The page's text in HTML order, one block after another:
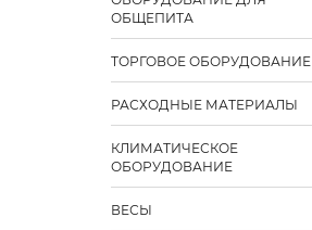
ОБЩЕПИТА
ТОРГОВОЕ ОБОРУДОВАНИЕ
РАСХОДНЫЕ МАТЕРИАЛЫ
КЛИМАТИЧЕСКОЕ
ОБОРУДОВАНИЕ
ВЕСЫ